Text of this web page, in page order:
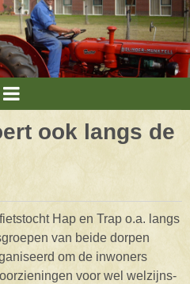
ook langs de
Hap en Trap o.a. langs
van beide dorpen
om de inwoners
voor wel welzijns-